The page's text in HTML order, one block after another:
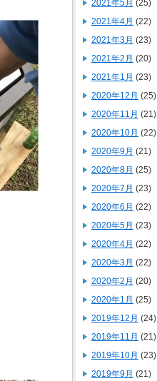
2021年5月 (25)
2021年4月 (22)
2021年3月 (23)
2021年2月 (20)
2021年1月 (23)
2020年12月 (25)
2020年11月 (21)
2020年10月 (22)
2020年9月 (21)
2020年8月 (25)
2020年7月 (23)
2020年6月 (22)
2020年5月 (23)
2020年4月 (22)
2020年3月 (22)
2020年2月 (20)
2020年1月 (25)
2019年12月 (24)
2019年11月 (21)
2019年10月 (23)
2019年9月 (21)